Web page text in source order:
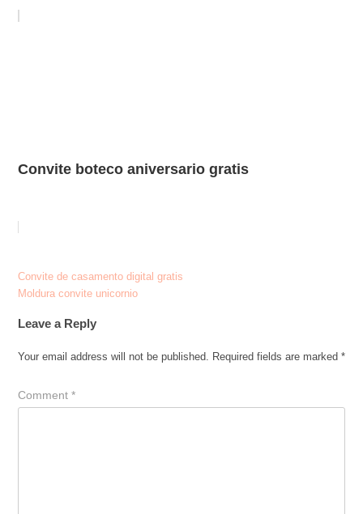
Convite boteco aniversario gratis
Post
Convite de casamento digital gratis
Moldura convite unicornio
Leave a Reply
Your email address will not be published. Required fields are marked *
Comment *